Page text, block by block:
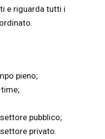
e riguarda tutti i
pieno;
pubblico;
privato.